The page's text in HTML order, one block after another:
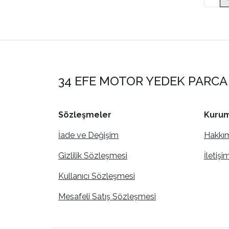
34 EFE MOTOR YEDEK
Sözleşmeler
İade ve Değişim
Gizlilik Sözleşmesi
Kullanıcı Sözleşmesi
Mesafeli Satış Sözleşmesi